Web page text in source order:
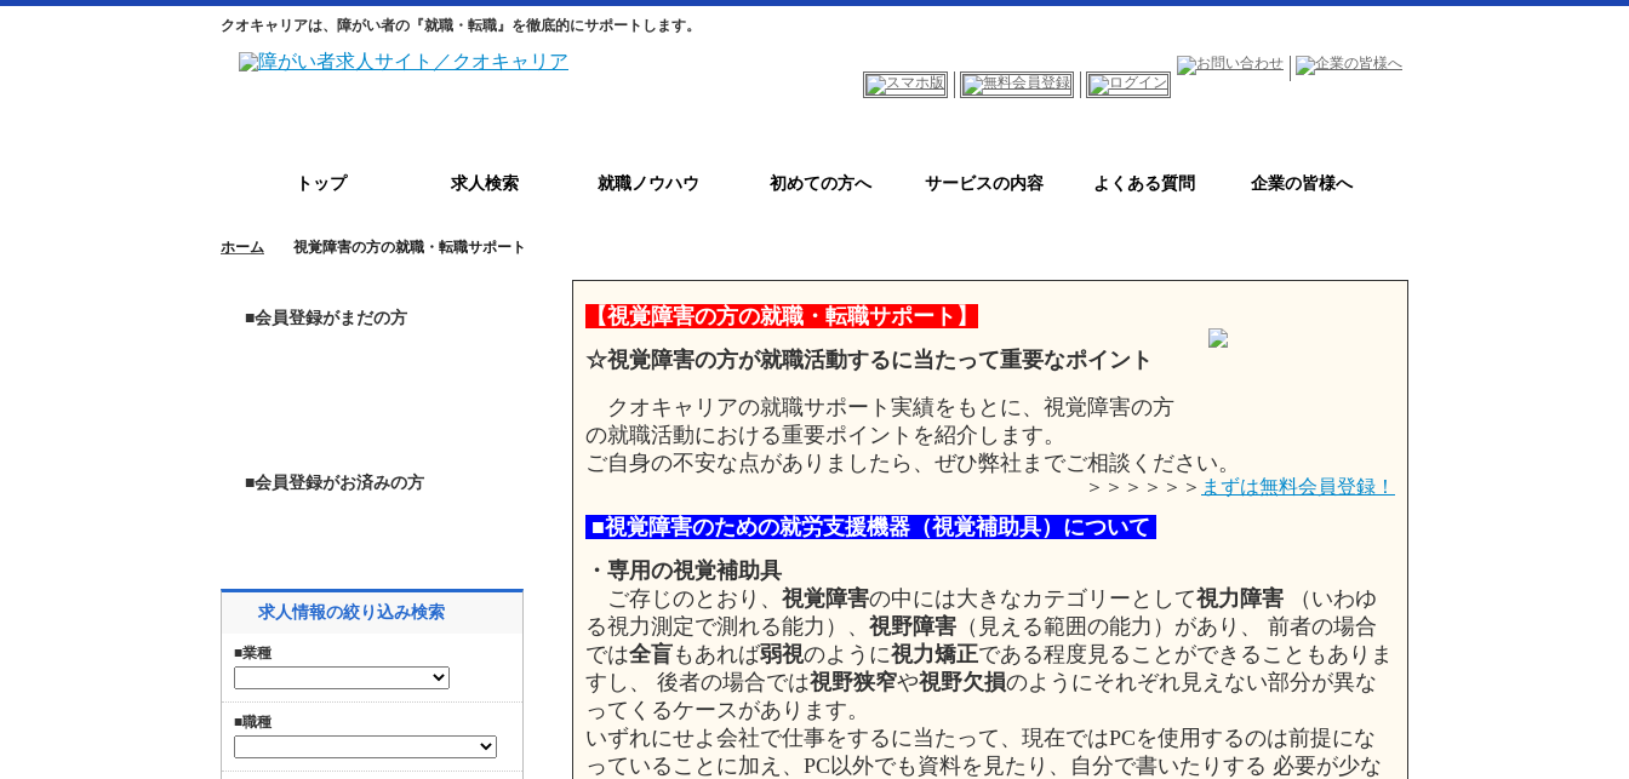
クオキャリアは、障がい者の『就職・転職』を徹底的にサポートします。
トップ 求人検索 就職ノウハウ 初めての方へ サービスの内容 よくある質問 企業の皆様へ
ホーム 視覚障害の方の就職・転職サポート
【視覚障害の方の就職・転職サポート】
☆視覚障害の方が就職活動するに当たって重要なポイント
クオキャリアの就職サポート実績をもとに、視覚障害の方
の就職活動における重要ポイントを紹介します。
ご自身の不安な点がありましたら、ぜひ弊社までご相談ください。
＞＞＞＞＞＞ まずは無料会員登録！
■視覚障害のための就労支援機器（視覚補助具）について
・専用の視覚補助具
ご存じのとおり、 視覚障害の中には大きなカテゴリーとして視力障害 （いわゆ
る視力測定で測れる能力）、 視野障害 （見える範囲の能力）があり、 前者の場合
では全盲もあれば弱視のように視力矯正である程度見ることができることもありま
すし、 後者の場合では視野狭窄や視野欠損のようにそれぞれ見えない部分が異な
ってくるケースがあります。
いずれにせよ会社で仕事をするに当たって、現在ではPCを使用するのは前提にな
っていることに加え、PC以外でも資料を見たり、自分で書いたりする 必要が少な
■会員登録がまだの方
■会員登録がお済みの方
求人情報の絞り込み検索
■業種
■職種